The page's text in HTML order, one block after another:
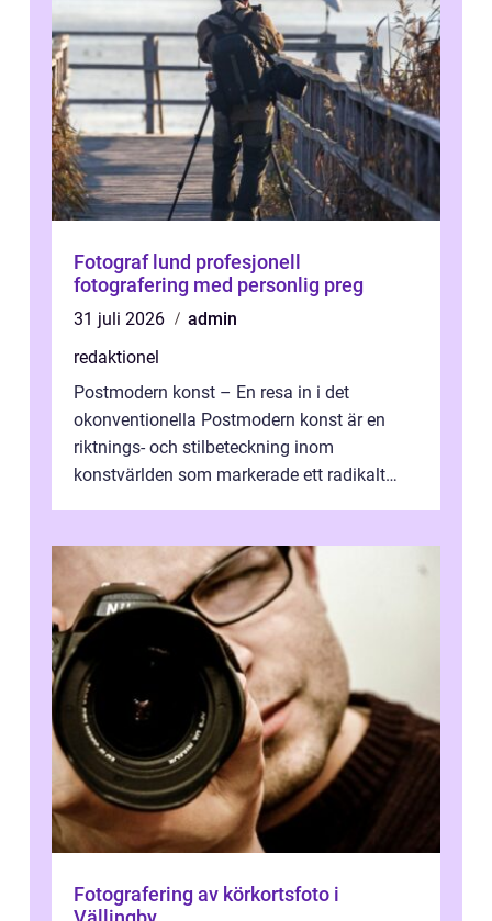
Fotograf lund profesjonell
fotografering med personlig preg
31 juli 2026
admin
redaktionel
Postmodern konst – En resa in i det
okonventionella Postmodern konst är en
riktnings- och stilbeteckning inom
konstvärlden som markerade ett radikalt
Fotografering av körkortsfoto i